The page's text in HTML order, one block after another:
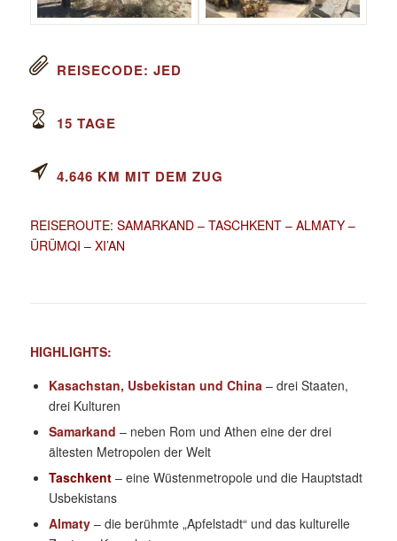
REISECODE: JED
15 TAGE
4.646 KM MIT DEM ZUG
REISEROUTE: SAMARKAND – TASCHKENT – ALMATY –
ÜRÜMQI – XI’AN
HIGHLIGHTS:
Kasachstan, Usbekistan und China – drei Staaten,
drei Kulturen
Samarkand – neben Rom und Athen eine der drei
ältesten Metropolen der Welt
Taschkent– eine Wüstenmetropole und die Hauptstadt
Usbekistans
Almaty– die berühmte „Apfelstadt“ und das kulturelle